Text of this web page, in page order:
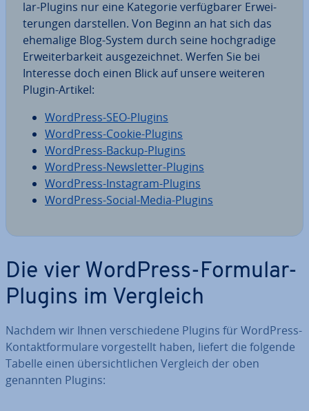
lar-Plugins nur eine Kategorie ver­füg­ba­rer Er­wei­
te­run­gen dar­stel­len. Von Beginn an hat sich das
ehemalige Blog-System durch seine hoch­gra­di­ge
Er­wei­ter­bar­keit aus­ge­zeich­net. Werfen Sie bei
Interesse doch einen Blick auf unsere weiteren
Plugin-Artikel:
WordPress-SEO-Plugins
WordPress-Cookie-Plugins
WordPress-Backup-Plugins
WordPress-News­let­ter-Plugins
WordPress-Instagram-Plugins
WordPress-Social-Media-Plugins
Die vier WordPress-Formular-
Plugins im Vergleich
Nachdem wir Ihnen ver­schie­de­ne Plugins für WordPress-
Kon­takt­for­mu­la­re vor­ge­stellt haben, liefert die folgende
Tabelle einen über­sicht­li­chen Vergleich der oben
genannten Plugins: